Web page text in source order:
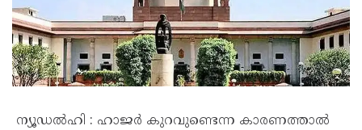
ന്യൂഡൽഹി : ഹാജർ കുറവുണ്ടെന്ന കാരണത്താൽ